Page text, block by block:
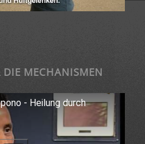
MECHANISMEN
- Heilung durch